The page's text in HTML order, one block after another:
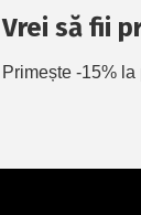
Vrei să fii
Primește -15%